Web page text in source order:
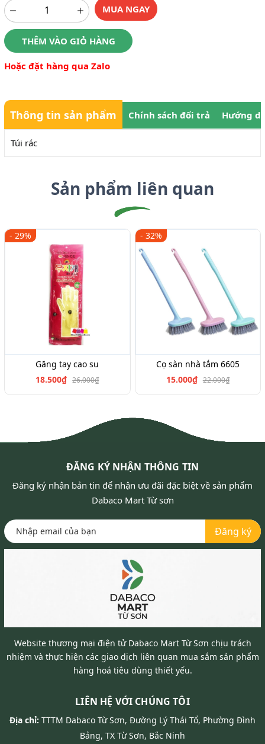
MUA NGAY
THÊM VÀO GIỎ HÀNG
Hoặc đặt hàng qua Zalo
Thông tin sản phẩm Chính sách đổi trả Hướng
Túi rác
Sản phẩm liên quan
- 29%
Găng tay cao su
18.500₫ 26.000₫
- 32%
Cọ sàn nhà tắm 6605
15.000₫ 22.000₫
ĐĂNG KÝ NHẬN THÔNG TIN
Đăng ký nhận bản tin để nhận ưu đãi đặc biệt về sản phẩm
Dabaco Mart Từ sơn
Đăng ký
Website thương mại điện tử Dabaco Mart Từ Sơn chịu trách
nhiệm và thực hiện các giao dịch liên quan mua sắm sản phẩm
hàng hoá tiêu dùng thiết yếu.
LIÊN HỆ VỚI CHÚNG TÔI
Địa chỉ: TTTM Dabaco Từ Sơn, Đường Lý Thái Tổ, Phường Đình
Bảng, TX Từ Sơn, Bắc Ninh